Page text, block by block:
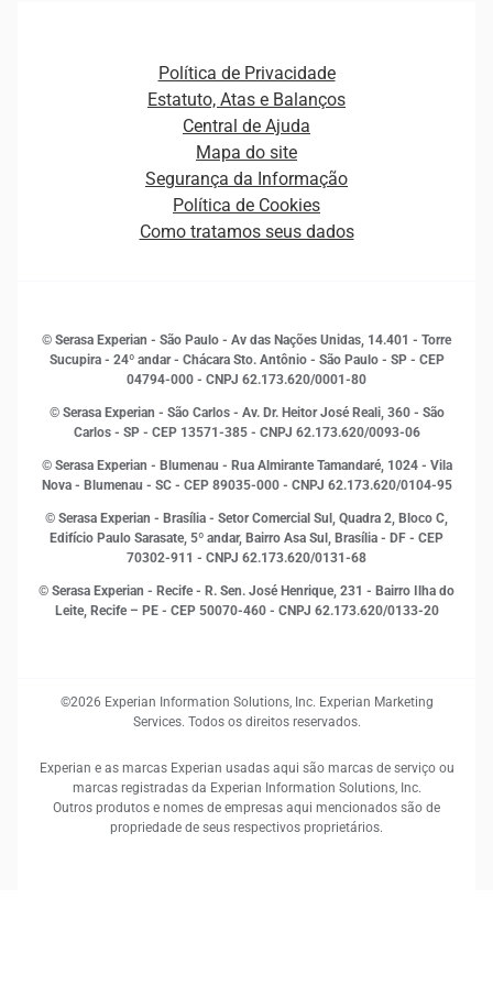
Plataformas e Motores de decisão
Curso Gratuito de Saúde Financeira
Empreendedorismo
Estudos e Pesquisas
Inovação e Tecnologia
Leis e impostos
Marketing
Open Finance
Proteção de Dados
Sustentabilidade Corporativa
Distribuidores e representantes
Estrutura Organizacional
Sala de Imprensa
Política de Privacidade
Estatuto, Atas e Balanços
Central de Ajuda
Mapa do site
Segurança da Informação
Política de Cookies
Como tratamos seus dados
© Serasa Experian - São Paulo - Av das Nações Unidas, 14.401 - Torre
Sucupira - 24º andar - Chácara Sto. Antônio - São Paulo - SP - CEP
04794-000 - CNPJ 62.173.620/0001-80
© Serasa Experian - São Carlos - Av. Dr. Heitor José Reali, 360 - São
Carlos - SP - CEP 13571-385 - CNPJ 62.173.620/0093-06
© Serasa Experian - Blumenau - Rua Almirante Tamandaré, 1024 - Vila
Nova - Blumenau - SC - CEP 89035-000 - CNPJ 62.173.620/0104-95
© Serasa Experian - Brasília - Setor Comercial Sul, Quadra 2, Bloco C,
Edifício Paulo Sarasate, 5º andar, Bairro Asa Sul, Brasília - DF - CEP
70302-911 - CNPJ 62.173.620/0131-68
© Serasa Experian - Recife - R. Sen. José Henrique, 231 - Bairro Ilha do
Leite, Recife – PE - CEP 50070-460 - CNPJ 62.173.620/0133-20
©2026 Experian Information Solutions, Inc. Experian Marketing
Services. Todos os direitos reservados.
Experian e as marcas Experian usadas aqui são marcas de serviço ou
marcas registradas da Experian Information Solutions, Inc.
Outros produtos e nomes de empresas aqui mencionados são de
propriedade de seus respectivos proprietários.